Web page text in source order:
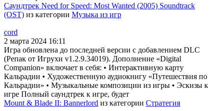
Саундтрек Need for Speed: Most Wanted (2005) Soundtrack
(OST) из категории Музыка из игр
cord
2 марта 2024 16:11
Игра обновлена до последней версии с добавлением DLC
(Репак от Игрухи v1.2.9.34019). Дополнение «Digital
Companion» включает в себя: • Интерактивную карту
Кальрадии • Художественную аудиокнигу «Путешествия по
Кальрадии» • Музыкальные композиции из игры • Эскизы к
игре Полный саундтрек к игре, будет
Mount & Blade II: Bannerlord из категории Стратегия